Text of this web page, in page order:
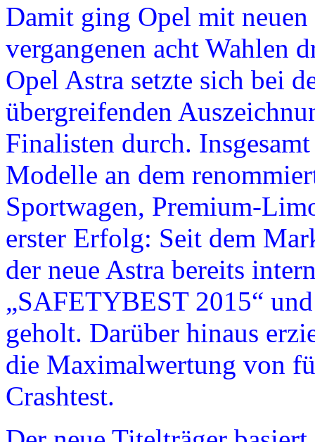
Damit ging Opel mit
vergangenen acht Wahlen
Opel Astra setzte sich bei
übergreifenden
Finalisten durch.
Modelle an dem
Sportwagen, Premium-
erster Erfolg: Seit dem
der neue Astra bereits
„SAFETYBEST 2015“
geholt. Darüber hinaus
die Maximalwertung von
Crashtest.